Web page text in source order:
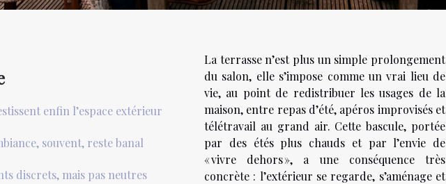
enfin l’espace extérieur
souvent, reste banal
discrets, mais pas neutres
La terrasse n’est plus un simple prolongement
du salon, elle s’impose comme un vrai lieu de
vie, au point de redistribuer les usages de la
maison, entre repas d’été, apéros improvisés et
télétravail au grand air. Cette bascule, portée
par des étés plus chauds et par l’envie de
« vivre dehors », a une conséquence très
concrète : l’extérieur se regarde, s’aménage et